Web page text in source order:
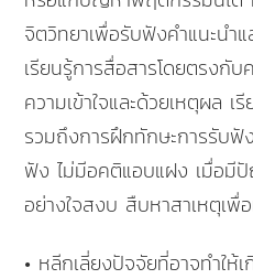
จิตวิทยาเพื่อรับฟังคำแนะนำ
เรียนรู้การสื่อสารโดยตรงกั
ความเข้าใจและด้วยเหตุผล
รวมถึงการฝึกทักษะการรับฟั
ฟัง ไม่มีอคติแอบแฝง เมื่อมี
อย่างใจสงบ สืบหาสาเหตุเพื่
• หลีกเลี่ยงปัจจัยที่อาจทำให้